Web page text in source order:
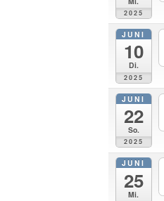
2025
JUNI
10
Di.
2025
JUNI
22
So.
2025
JUNI
25
Mi.